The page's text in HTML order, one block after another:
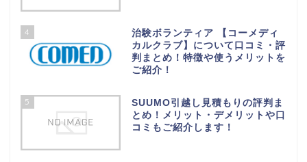
4
治験ボランティア 【コーメディ
カルクラブ】について口コミ・評
判まとめ！特徴や使うメリットを
ご紹介！
5
SUUMO引越し見積もりの評判ま
とめ！メリット・デメリットや口
コミもご紹介します！